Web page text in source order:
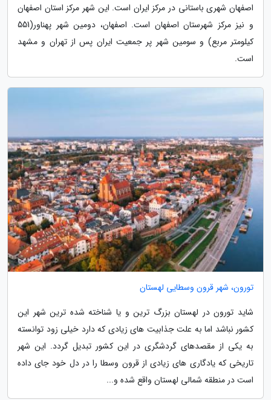
اصفهان شهری باستانی در مرکز ایران است. این شهر مرکز استان اصفهان
و نیز مرکز شهرستان اصفهان است. اصفهان، دومین شهر پهناور(551
کیلومتر مربع) و سومین شهر پر جمعیت ایران پس از تهران و مشهد
است.
تورون، شهر قرون وسطایی لهستان
شاید تورون در لهستان بزرگ ترین و یا شناخته شده ترین شهر این
کشور نباشد اما به علت جذابیت های زیادی که دارد خیلی زود توانسته
به یکی از مقصدهای گردشگری در این کشور تبدیل گردد. این شهر
تاریخی که یادگاری های زیادی از قرون وسطا را در دل خود جای داده
است در منطقه شمالی لهستان واقع شده و...